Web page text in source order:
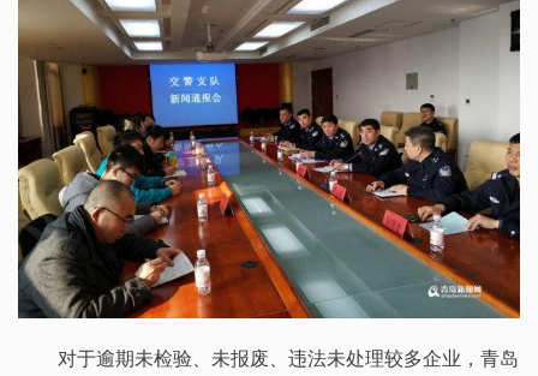
对于逾期未检验、未报废、违法未处理较多企业，青岛